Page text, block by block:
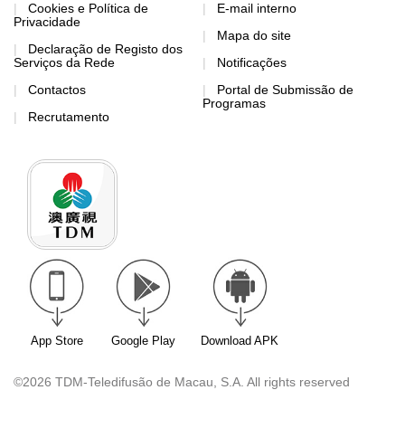
Cookies e Política de
Privacidade
Declaração de Registo dos
Serviços da Rede
Contactos
Recrutamento
E-mail interno
Mapa do site
Notificações
Portal de Submissão de
Programas
App Store Google Play Download APK
©2026 TDM-Teledifusão de Macau, S.A. All rights reserved